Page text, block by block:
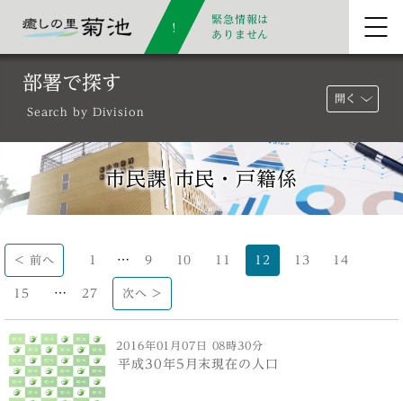
緊急情報は
ありません
部署で探す
Search by Division
開く
市民課 市民・戸籍係
< 前へ 1 … 9 10 11 12 13 14
15 … 27 次へ >
2016年01月07日 08時30分
平成30年5月末現在の人口